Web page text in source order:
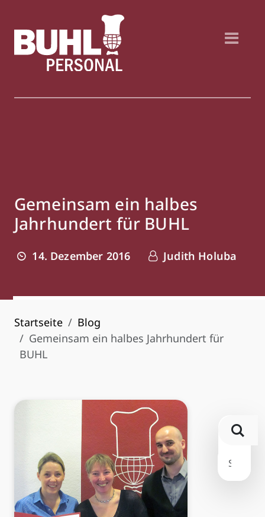
Gemeinsam ein halbes
Jahrhundert für BUHL
14. Dezember 2016 Judith Holuba
Startseite
Blog
Gemeinsam ein halbes Jahrhundert für
BUHL